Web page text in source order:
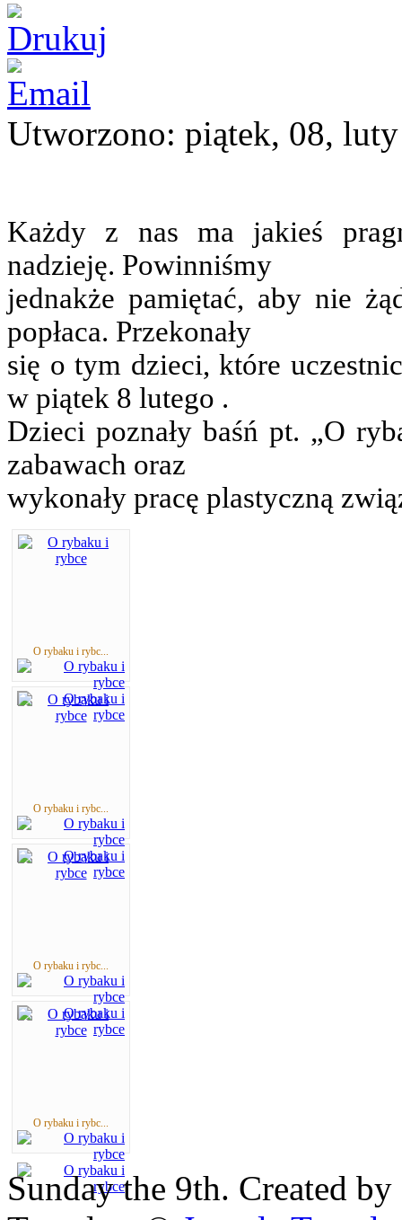
Utworzono: piątek, 08,
Każdy z nas ma jakieś
nadzieję. Powinniśmy
jednakże pamiętać, aby nie
popłaca. Przekonały
się o tym dzieci, które
w piątek 8 lutego .
Dzieci poznały baśń pt. „O
zabawach oraz
wykonały pracę plastyczną
O rybaku i rybc...
O rybaku i rybc...
O rybaku i rybc...
O rybaku i rybc...
Sunday the 9th. Created